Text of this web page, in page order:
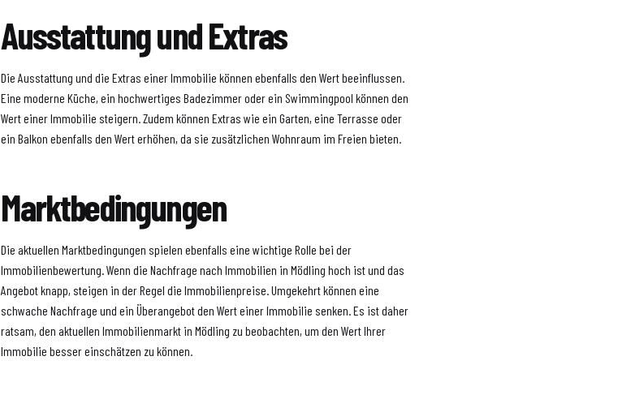
Ausstattung und Extras
Die Ausstattung und die Extras einer Immobilie können ebenfalls den Wert beeinflussen.
Eine moderne Küche, ein hochwertiges Badezimmer oder ein Swimmingpool können den
Wert einer Immobilie steigern. Zudem können Extras wie ein Garten, eine Terrasse oder
ein Balkon ebenfalls den Wert erhöhen, da sie zusätzlichen Wohnraum im Freien bieten.
Marktbedingungen
Die aktuellen Marktbedingungen spielen ebenfalls eine wichtige Rolle bei der
Immobilienbewertung. Wenn die Nachfrage nach Immobilien in Mödling hoch ist und das
Angebot knapp, steigen in der Regel die Immobilienpreise. Umgekehrt können eine
schwache Nachfrage und ein Überangebot den Wert einer Immobilie senken. Es ist daher
ratsam, den aktuellen Immobilienmarkt in Mödling zu beobachten, um den Wert Ihrer
Immobilie besser einschätzen zu können.